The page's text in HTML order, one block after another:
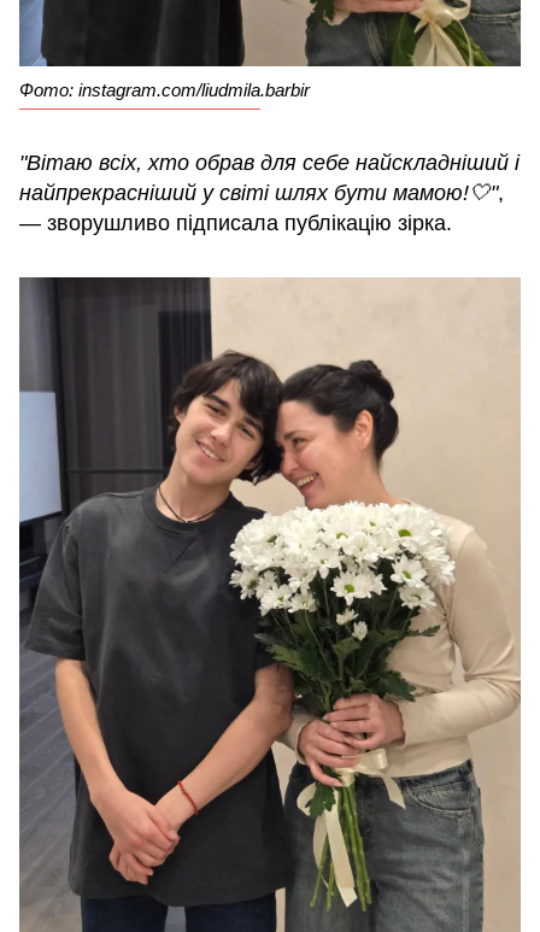
Фото: instagram.com/liudmila.barbir
"Вітаю всіх, хто обрав для себе найскладніший і
найпрекрасніший у світі шлях бути мамою!🤍",
— зворушливо підписала публікацію зірка.